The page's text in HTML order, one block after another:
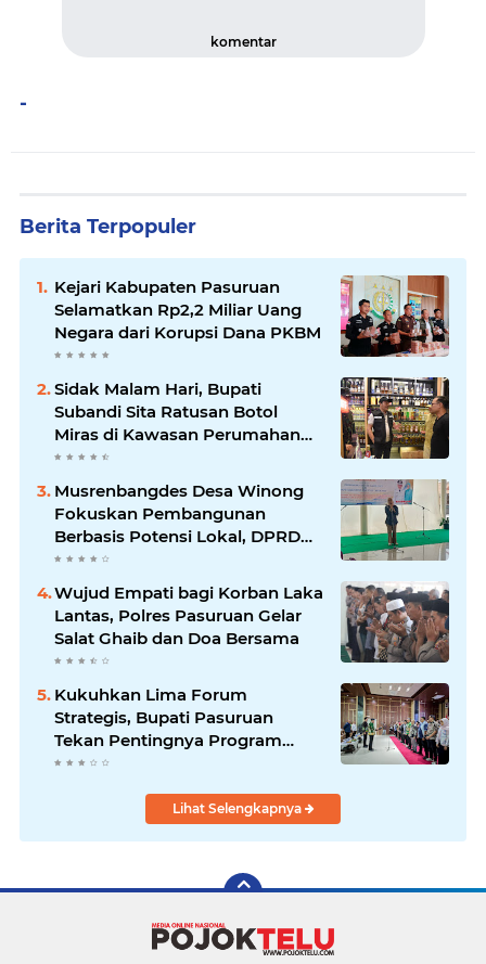
komentar
-
Berita Terpopuler
Kejari Kabupaten Pasuruan
Selamatkan Rp2,2 Miliar Uang
Negara dari Korupsi Dana PKBM
Sidak Malam Hari, Bupati
Subandi Sita Ratusan Botol
Miras di Kawasan Perumahan
Sidoarjo
Musrenbangdes Desa Winong
Fokuskan Pembangunan
Berbasis Potensi Lokal, DPRD
Optimistis Meski Dihantam
Efisiensi Anggaran
Wujud Empati bagi Korban Laka
Lantas, Polres Pasuruan Gelar
Salat Ghaib dan Doa Bersama
Kukuhkan Lima Forum
Strategis, Bupati Pasuruan
Tekan Pentingnya Program
Nyata untuk Rakyat
Lihat Selengkapnya